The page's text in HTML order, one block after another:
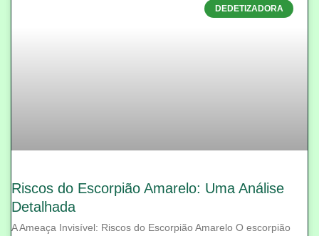
DEDETIZADORA
Riscos do Escorpião Amarelo: Uma Análise
Detalhada
A Ameaça Invisível: Riscos do Escorpião Amarelo O escorpião